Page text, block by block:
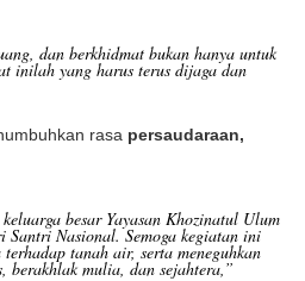
dan berkhidmat bukan hanya untuk
inilah yang harus terus dijaga dan
rasa persaudaraan,
besar Yayasan Khozinatul Ulum
Nasional. Semoga kegiatan ini
tanah air, serta meneguhkan
berakhlak mulia, dan sejahtera,”